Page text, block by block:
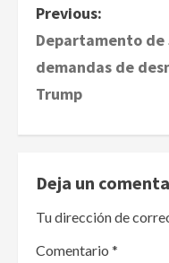
P
o
s
t
n
a
v
Previous:
Departamento de
demandas de
Trump
Deja un
Tu dirección de
Comentario *